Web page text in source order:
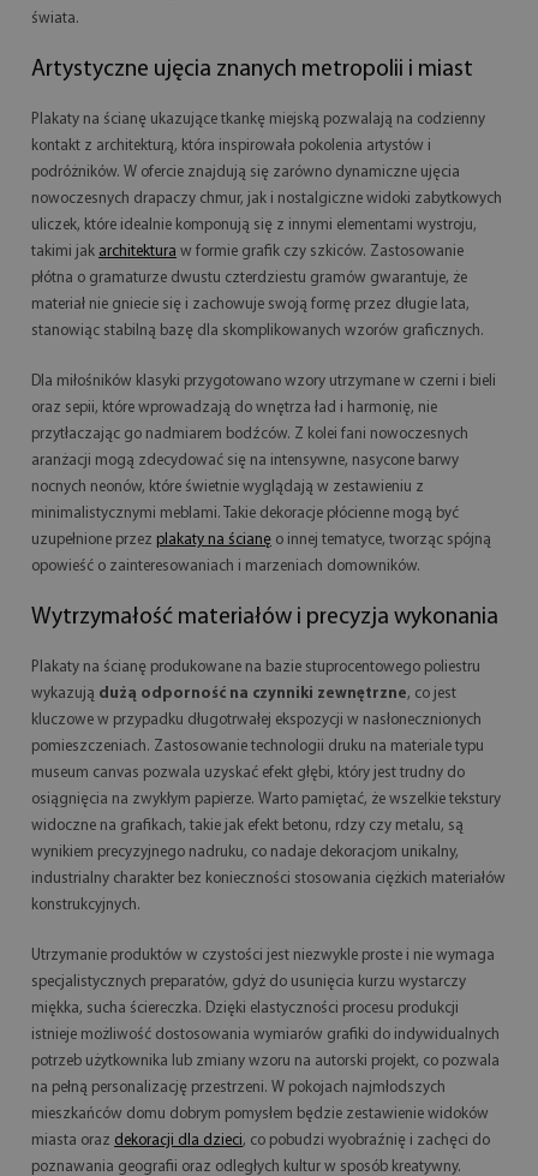
świata.
Artystyczne ujęcia znanych metropolii i miast
Plakaty na ścianę ukazujące tkankę miejską pozwalają na codzienny
kontakt z architekturą, która inspirowała pokolenia artystów i
podróżników. W ofercie znajdują się zarówno dynamiczne ujęcia
nowoczesnych drapaczy chmur, jak i nostalgiczne widoki zabytkowych
uliczek, które idealnie komponują się z innymi elementami wystroju,
takimi jak architektura w formie grafik czy szkiców. Zastosowanie
płótna o gramaturze dwustu czterdziestu gramów gwarantuje, że
materiał nie gniecie się i zachowuje swoją formę przez długie lata,
stanowiąc stabilną bazę dla skomplikowanych wzorów graficznych.
Dla miłośników klasyki przygotowano wzory utrzymane w czerni i bieli
oraz sepii, które wprowadzają do wnętrza ład i harmonię, nie
przytłaczając go nadmiarem bodźców. Z kolei fani nowoczesnych
aranżacji mogą zdecydować się na intensywne, nasycone barwy
nocnych neonów, które świetnie wyglądają w zestawieniu z
minimalistycznymi meblami. Takie dekoracje płócienne mogą być
uzupełnione przez plakaty na ścianę o innej tematyce, tworząc spójną
opowieść o zainteresowaniach i marzeniach domowników.
Wytrzymałość materiałów i precyzja wykonania
Plakaty na ścianę produkowane na bazie stuprocentowego poliestru
wykazują dużą odporność na czynniki zewnętrzne, co jest
kluczowe w przypadku długotrwałej ekspozycji w nasłonecznionych
pomieszczeniach. Zastosowanie technologii druku na materiale typu
museum canvas pozwala uzyskać efekt głębi, który jest trudny do
osiągnięcia na zwykłym papierze. Warto pamiętać, że wszelkie tekstury
widoczne na grafikach, takie jak efekt betonu, rdzy czy metalu, są
wynikiem precyzyjnego nadruku, co nadaje dekoracjom unikalny,
industrialny charakter bez konieczności stosowania ciężkich materiałów
konstrukcyjnych.
Utrzymanie produktów w czystości jest niezwykle proste i nie wymaga
specjalistycznych preparatów, gdyż do usunięcia kurzu wystarczy
miękka, sucha ściereczka. Dzięki elastyczności procesu produkcji
istnieje możliwość dostosowania wymiarów grafiki do indywidualnych
potrzeb użytkownika lub zmiany wzoru na autorski projekt, co pozwala
na pełną personalizację przestrzeni. W pokojach najmłodszych
mieszkańców domu dobrym pomysłem będzie zestawienie widoków
miasta oraz dekoracji dla dzieci, co pobudzi wyobraźnię i zachęci do
poznawania geografii oraz odległych kultur w sposób kreatywny.